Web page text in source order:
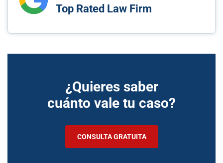
Top Rated Law Firm
¿Quieres saber
cuánto vale tu caso?
CONSULTA GRATUITA